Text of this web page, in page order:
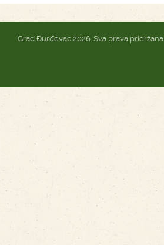
Grad Đurđevac 2026. Sva prava pridržana